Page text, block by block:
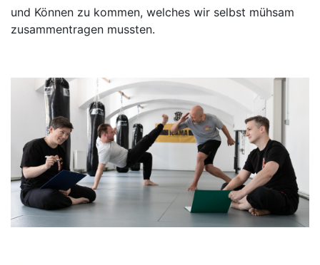
und Können zu kommen, welches wir selbst mühsam
zusammentragen mussten.